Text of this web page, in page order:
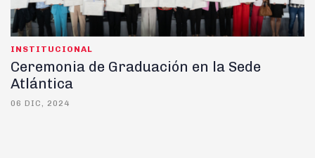
INSTITUCIONAL
Ceremonia de Graduación en la Sede
Atlántica
06 DIC, 2024